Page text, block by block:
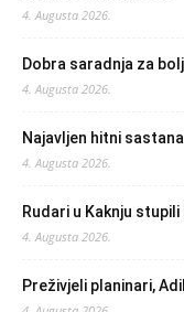
4. Augusta 2026.
Dobra saradnja za
4. Augusta 2026.
Najavljen hitni
4. Augusta 2026.
Rudari u Kaknju
4. Augusta 2026.
Preživjeli planinari,